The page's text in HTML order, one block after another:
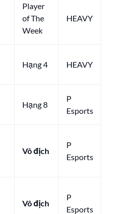
Player
of The
Week
HEAVY
Hạng 4 HEAVY
Hạng 8
P
Esports
Vô địch
P
Esports
Vô địch
P
Esports